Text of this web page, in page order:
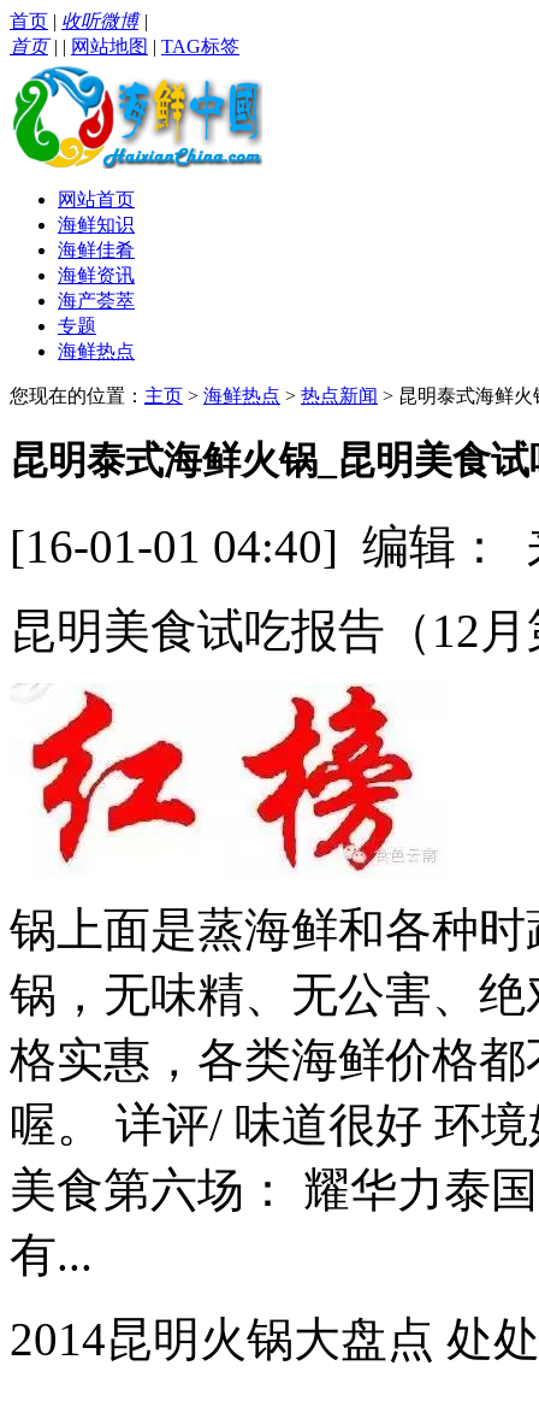
首页 | 收听微博|
首页| | 网站地图 | TAG标签
网站首页
海鲜知识
海鲜佳肴
海鲜资讯
海产荟萃
专题
海鲜热点
您现在的位置： 主页 > 海鲜热点 > 热点新闻 > 昆明泰式海鲜
昆明泰式海鲜火锅_昆明美食
[16-01-01 04:40] 编辑
昆明美食试吃报告（12
锅上面是蒸海鲜和各种
锅，无味精、无公害、
格实惠，各类海鲜价格
喔。 详评/ 味道很好 环
美食第六场： 耀华力泰
有...
2014昆明火锅大盘点 处